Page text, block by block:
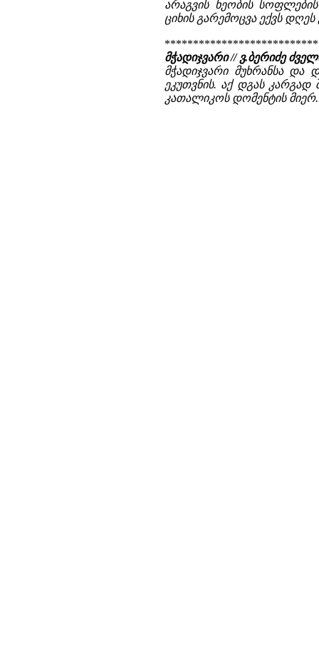
არაგვის ხეობის
ციხის გარემოცვა ექვს
მჭადიჯვარი // ვ.ბერიძე
მჭადიჯვარი მუხრანსა და
ეკუთვნის. აქ დგას კარგად
კათალიკოს დომენტის